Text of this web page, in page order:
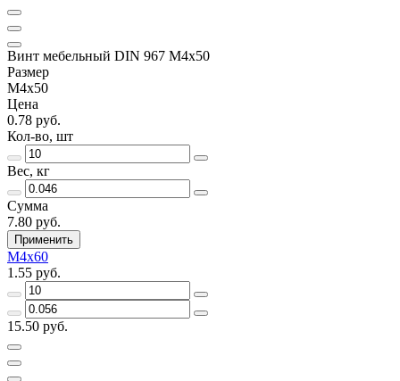
Винт мебельный DIN 967 M4x50
Размер
M4x50
Цена
0.78 руб.
Кол-во, шт
Вес, кг
Сумма
7.80 руб.
Применить
M4x60
1.55 руб.
15.50 руб.